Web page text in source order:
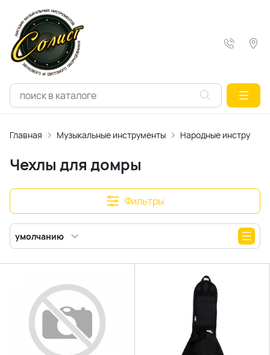
Главная Музыкальные инструменты Народные
Чехлы для домры
Фильтры
умолчанию